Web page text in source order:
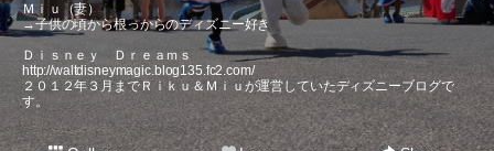
Ｍｉｕ（妻）
→子供の頃から根っからのディズニー好き
Ｄｉｓｎｅｙ Ｄｒｅａｍｓ
http://waltdisneymagic.blog135.fc2.com/
２０１２年３月までＲｉｋｕ＆Ｍｉｕが運営していたディズニーブログで
す。